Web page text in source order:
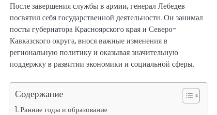
После завершения службы в армии, генерал Лебедев
посвятил себя государственной деятельности. Он занимал
посты губернатора Красноярского края и Северо-
Кавказского округа, внося важные изменения в
региональную политику и оказывая значительную
поддержку в развитии экономики и социальной сферы.
Содержание
Ранние годы и образование